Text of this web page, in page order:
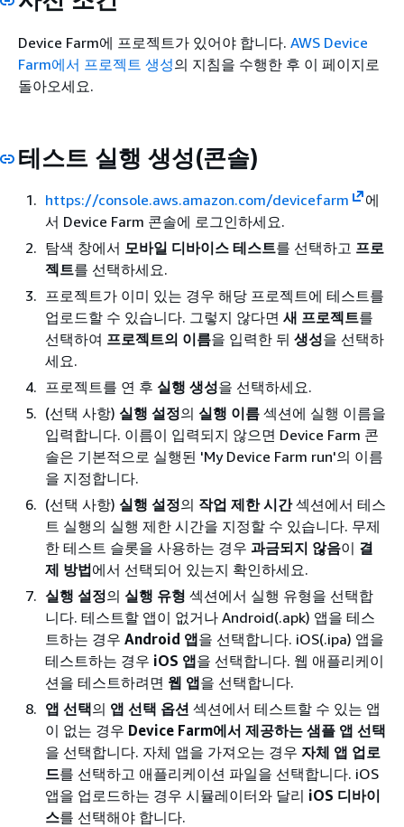
Device Farm에 프로젝트가 있어야 합니다. AWS Device
Farm에서 프로젝트 생성의 지침을 수행한 후 이 페이지로
돌아오세요.
테스트 실행 생성(콘솔)
https://console.aws.amazon.com/devicefarm
에
서 Device Farm 콘솔에 로그인하세요.
탐색 창에서 모바일 디바이스 테스트를 선택하고 프로
젝트를 선택하세요.
프로젝트가 이미 있는 경우 해당 프로젝트에 테스트를
업로드할 수 있습니다. 그렇지 않다면 새 프로젝트를
선택하여 프로젝트의 이름을 입력한 뒤 생성을 선택하
세요.
프로젝트를 연 후 실행 생성을 선택하세요.
(선택 사항) 실행 설정의 실행 이름 섹션에 실행 이름을
입력합니다. 이름이 입력되지 않으면 Device Farm 콘
솔은 기본적으로 실행된 'My Device Farm run'의 이름
을 지정합니다.
(선택 사항) 실행 설정의 작업 제한 시간섹션에서 테스
트 실행의 실행 제한 시간을 지정할 수 있습니다. 무제
한 테스트 슬롯을 사용하는 경우 과금되지 않음이 결
제 방법에서 선택되어 있는지 확인하세요.
실행 설정의 실행 유형 섹션에서 실행 유형을 선택합
니다. 테스트할 앱이 없거나 Android(.apk) 앱을 테스
트하는 경우 Android 앱을 선택합니다. iOS(.ipa) 앱을
테스트하는 경우 iOS 앱을 선택합니다. 웹 애플리케이
션을 테스트하려면 웹 앱을 선택합니다.
앱 선택의 앱 선택 옵션 섹션에서 테스트할 수 있는 앱
이 없는 경우 Device Farm에서 제공하는 샘플 앱 선택
을 선택합니다. 자체 앱을 가져오는 경우 자체 앱 업로
드를 선택하고 애플리케이션 파일을 선택합니다. iOS
앱을 업로드하는 경우 시뮬레이터와 달리 iOS 디바이
스를 선택해야 합니다.